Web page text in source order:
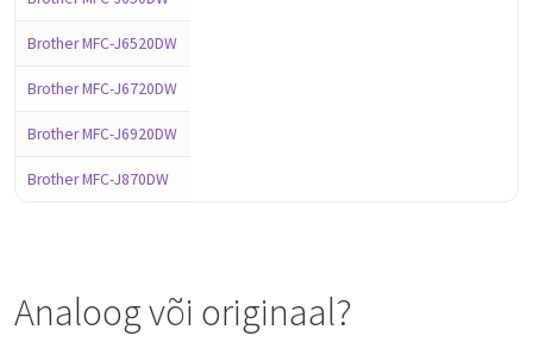
Brother MFC-J6520DW
Brother MFC-J6720DW
Brother MFC-J6920DW
Brother MFC-J870DW
Analoog või originaal?